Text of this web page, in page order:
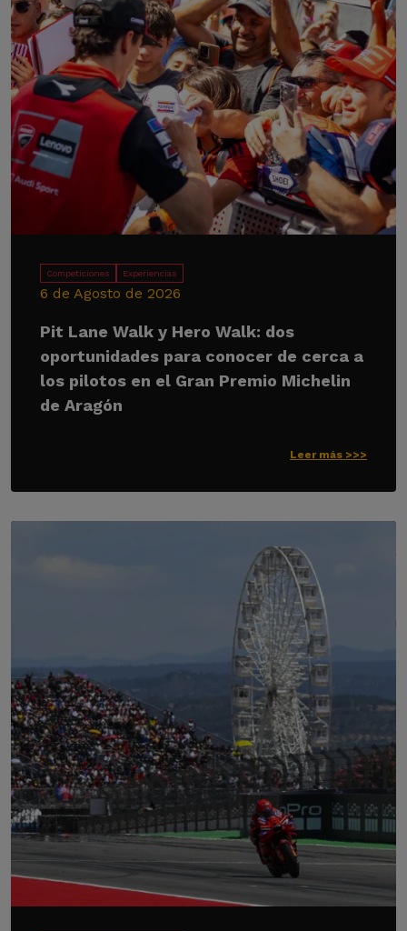
Competiciones Experiencias
6 de Agosto de 2026
Pit Lane Walk y Hero Walk: dos
oportunidades para conocer de cerca a
los pilotos en el Gran Premio Michelin
de Aragón
Leer más >>>